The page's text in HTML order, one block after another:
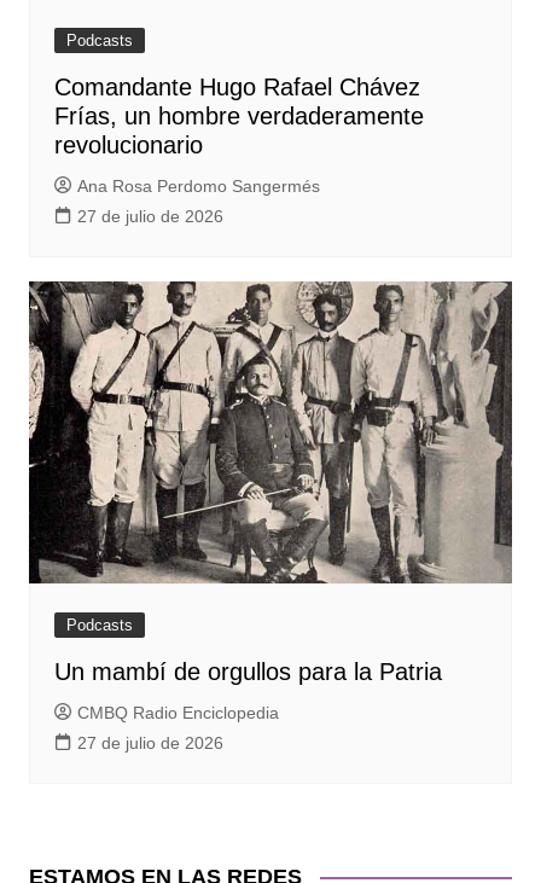
Podcasts
Comandante Hugo Rafael Chávez
Frías, un hombre verdaderamente
revolucionario
Ana Rosa Perdomo Sangermés
27 de julio de 2026
Podcasts
Un mambí de orgullos para la Patria
CMBQ Radio Enciclopedia
27 de julio de 2026
ESTAMOS EN LAS REDES